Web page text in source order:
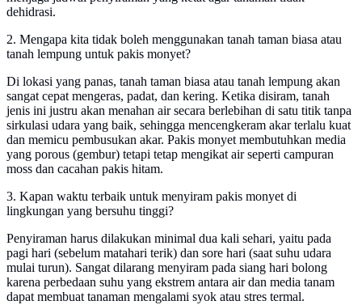
dehidrasi.
2. Mengapa kita tidak boleh menggunakan tanah taman biasa atau
tanah lempung untuk pakis monyet?
Di lokasi yang panas, tanah taman biasa atau tanah lempung akan
sangat cepat mengeras, padat, dan kering. Ketika disiram, tanah
jenis ini justru akan menahan air secara berlebihan di satu titik tanpa
sirkulasi udara yang baik, sehingga mencengkeram akar terlalu kuat
dan memicu pembusukan akar. Pakis monyet membutuhkan media
yang porous (gembur) tetapi tetap mengikat air seperti campuran
moss dan cacahan pakis hitam.
3. Kapan waktu terbaik untuk menyiram pakis monyet di
lingkungan yang bersuhu tinggi?
Penyiraman harus dilakukan minimal dua kali sehari, yaitu pada
pagi hari (sebelum matahari terik) dan sore hari (saat suhu udara
mulai turun). Sangat dilarang menyiram pada siang hari bolong
karena perbedaan suhu yang ekstrem antara air dan media tanam
dapat membuat tanaman mengalami syok atau stres termal.